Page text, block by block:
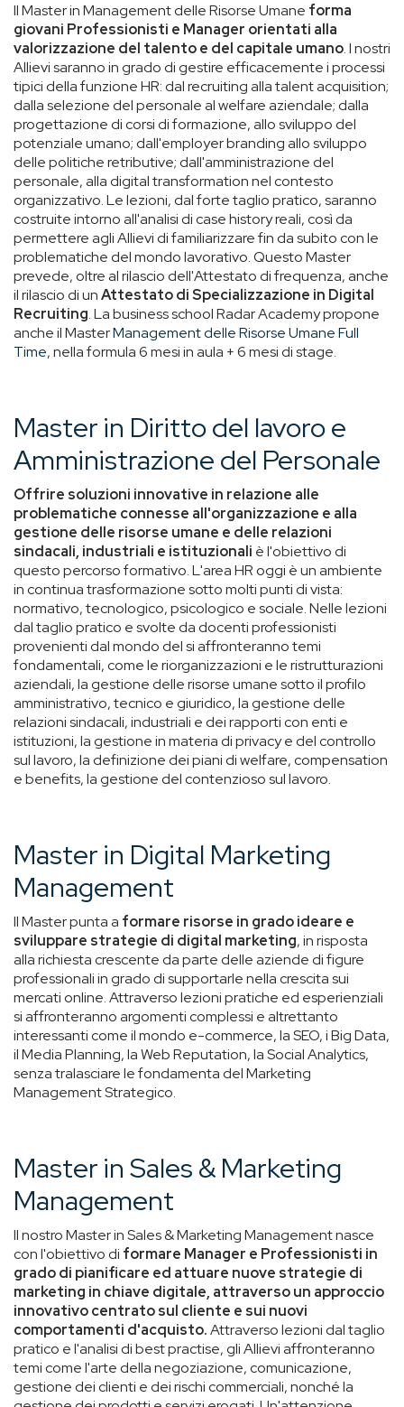
Il Master in Management delle Risorse Umane forma
giovani Professionisti e Manager orientati alla
valorizzazione del talento e del capitale umano. I nostri
Allievi saranno in grado di gestire efficacemente i processi
tipici della funzione HR: dal recruiting alla talent acquisition;
dalla selezione del personale al welfare aziendale; dalla
progettazione di corsi di formazione, allo sviluppo del
potenziale umano; dall'employer branding allo sviluppo
delle politiche retributive; dall'amministrazione del
personale, alla digital transformation nel contesto
organizzativo. Le lezioni, dal forte taglio pratico, saranno
costruite intorno all'analisi di case history reali, così da
permettere agli Allievi di familiarizzare fin da subito con le
problematiche del mondo lavorativo. Questo Master
prevede, oltre al rilascio dell'Attestato di frequenza, anche
il rilascio di unAttestato di Specializzazione in Digital
Recruiting. La business school Radar Academy propone
anche il MasterManagement delle Risorse Umane Full
Time, nella formula 6 mesi in aula + 6 mesi di stage.
Master in Diritto del lavoro e
Amministrazione del Personale
Offrire soluzioni innovative in relazione alle
problematiche connesse all'organizzazione e alla
gestione delle risorse umane e delle relazioni
sindacali, industriali e istituzionali è l'obiettivo di
questo percorso formativo. L'area HR oggi è un ambiente
in continua trasformazione sotto molti punti di vista:
normativo, tecnologico, psicologico e sociale. Nelle lezioni
dal taglio pratico e svolte da docenti professionisti
provenienti dal mondo del si affronteranno temi
fondamentali, come le riorganizzazioni e le ristrutturazioni
aziendali, la gestione delle risorse umane sotto il profilo
amministrativo, tecnico e giuridico, la gestione delle
relazioni sindacali, industriali e dei rapporti con enti e
istituzioni, la gestione in materia di privacy e del controllo
sul lavoro, la definizione dei piani di welfare, compensation
e benefits, la gestione del contenzioso sul lavoro.
Master in Digital Marketing
Management
Il Master punta a formare risorse in grado ideare e
sviluppare strategie di digital marketing, in risposta
alla richiesta crescente da parte delle aziende di figure
professionali in grado di supportarle nella crescita sui
mercati online. Attraverso lezioni pratiche ed esperienziali
si affronteranno argomenti complessi e altrettanto
interessanti come il mondo e-commerce, la SEO, i Big Data,
il Media Planning, la Web Reputation, la Social Analytics,
senza tralasciare le fondamenta del Marketing
Management Strategico.
Master in Sales & Marketing
Management
Il nostro Master in Sales & Marketing Management nasce
con l'obiettivo di formare Manager e Professionisti in
grado di pianificare ed attuare nuove strategie di
marketing in chiave digitale, attraverso un approccio
innovativo centrato sul cliente e sui nuovi
comportamenti d'acquisto.Attraverso lezioni dal taglio
pratico e l'analisi di best practise, gli Allievi affronteranno
temi come l'arte della negoziazione, comunicazione,
gestione dei clienti e dei rischi commerciali, nonché la